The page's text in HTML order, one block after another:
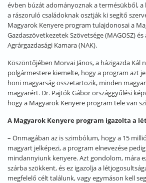
évben búzát adományoznak a termésükből,
a rászoruló családoknak osztják ki segítő
Magyarok Kenyere program tulajdonosai a
Gazdaszövetkezetek Szövetsége (MAGOSZ)
Agrárgazdasági Kamara (NAK).
Köszöntőjében Morvai János, a házigazda Kál
polgármestere kiemelte, hogy a program azt
honi magyarság összetartozik, minden
magyarért. Dr. Pajtók Gábor országgyűlési
hogy a Magyarok Kenyere program tele van
A Magyarok Kenyere program igazolta a
– Önmagában az is szimbólum, hogy a 15
magyart jelképezi, a program elnevezése
mindannyiunk kenyere. Azt gondolom, mára
szárba szökkent, és ez igazolja a
megfelelő célt találunk, vagy egymáson kell